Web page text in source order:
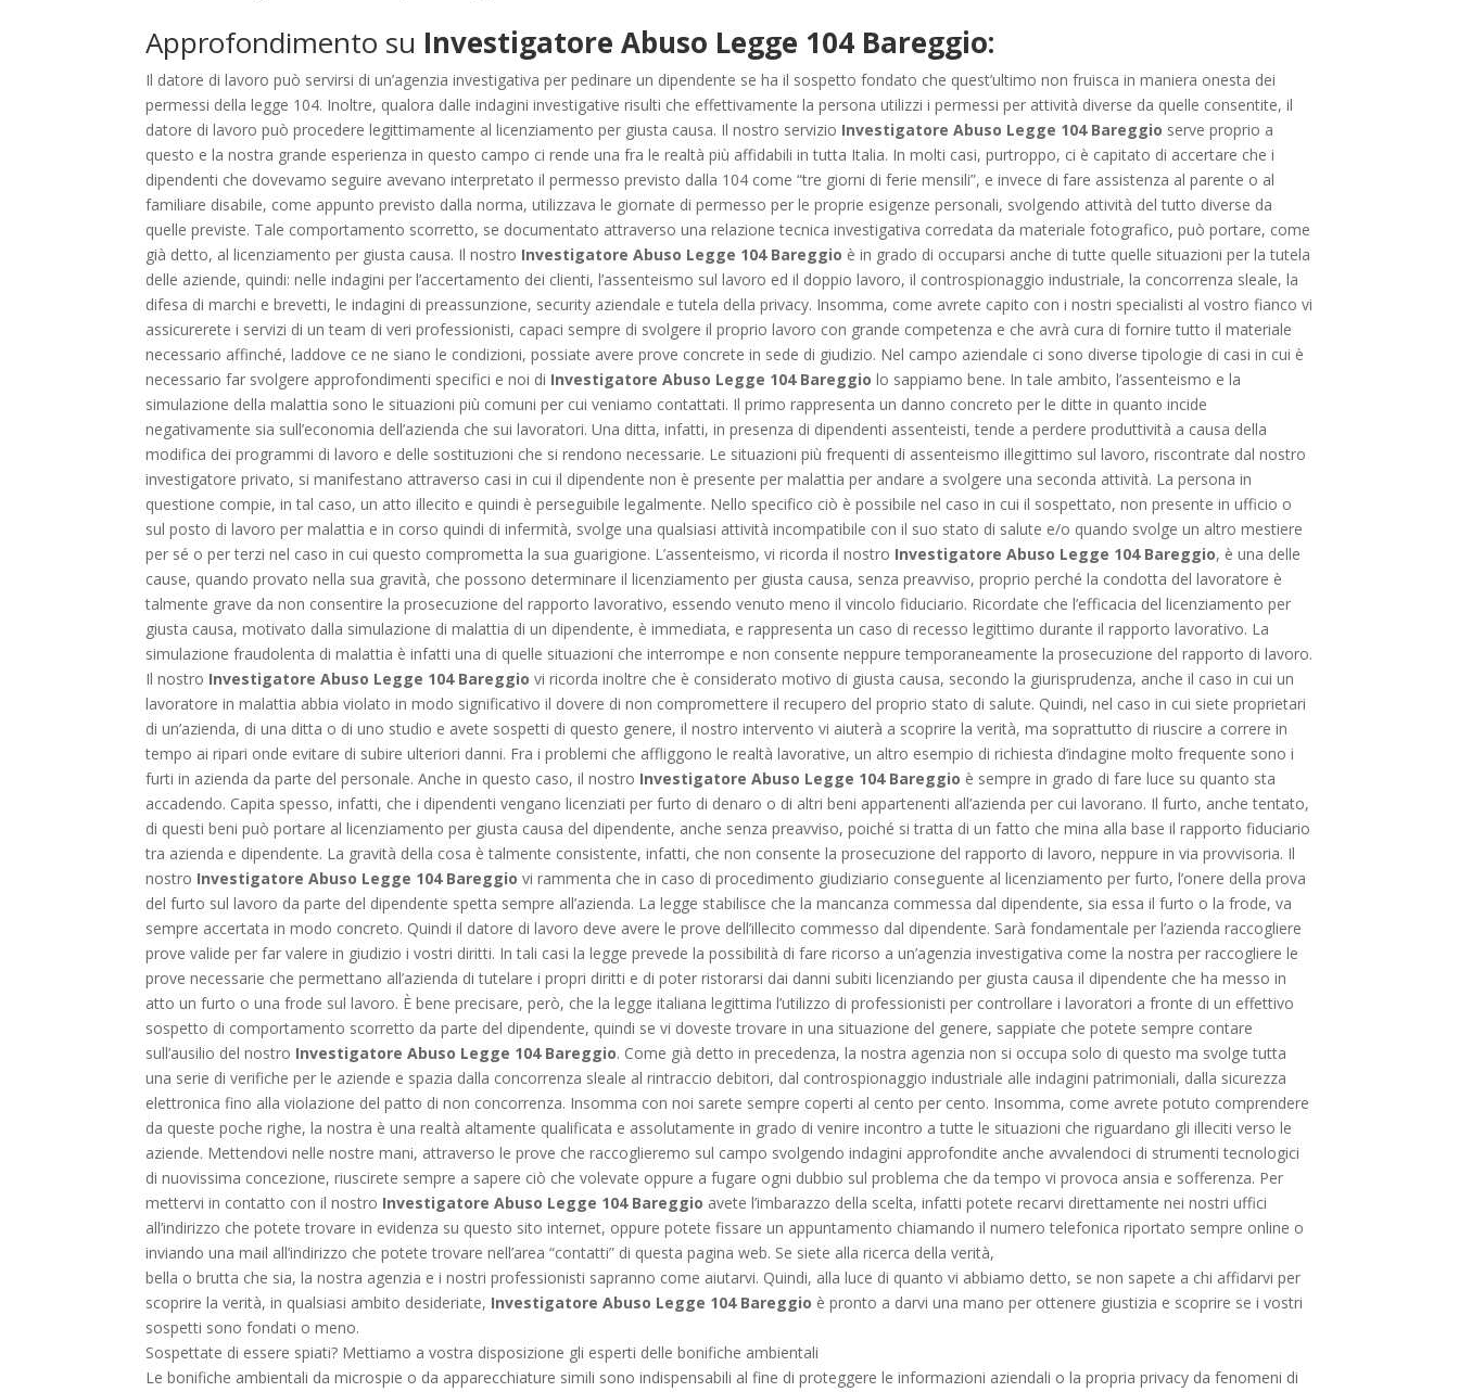
Approfondimento su Investigatore Abuso Legge 104 Bareggio:
Il datore di lavoro può servirsi di un’agenzia investigativa per pedinare un dipendente se ha il sospetto fondato che quest’ultimo non fruisca in maniera onesta dei
permessi della legge 104. Inoltre, qualora dalle indagini investigative risulti che effettivamente la persona utilizzi i permessi per attività diverse da quelle consentite, il
datore di lavoro può procedere legittimamente al licenziamento per giusta causa. Il nostro servizio Investigatore Abuso Legge 104 Bareggio serve proprio a
questo e la nostra grande esperienza in questo campo ci rende una fra le realtà più affidabili in tutta Italia. In molti casi, purtroppo, ci è capitato di accertare che i
dipendenti che dovevamo seguire avevano interpretato il permesso previsto dalla 104 come “tre giorni di ferie mensili”, e invece di fare assistenza al parente o al
familiare disabile, come appunto previsto dalla norma, utilizzava le giornate di permesso per le proprie esigenze personali, svolgendo attività del tutto diverse da
quelle previste. Tale comportamento scorretto, se documentato attraverso una relazione tecnica investigativa corredata da materiale fotografico, può portare, come
già detto, al licenziamento per giusta causa. Il nostro Investigatore Abuso Legge 104 Bareggio è in grado di occuparsi anche di tutte quelle situazioni per la tutela
delle aziende, quindi: nelle indagini per l’accertamento dei clienti, l’assenteismo sul lavoro ed il doppio lavoro, il controspionaggio industriale, la concorrenza sleale, la
difesa di marchi e brevetti, le indagini di preassunzione, security aziendale e tutela della privacy. Insomma, come avrete capito con i nostri specialisti al vostro fianco vi
assicurerete i servizi di un team di veri professionisti, capaci sempre di svolgere il proprio lavoro con grande competenza e che avrà cura di fornire tutto il materiale
necessario affinché, laddove ce ne siano le condizioni, possiate avere prove concrete in sede di giudizio. Nel campo aziendale ci sono diverse tipologie di casi in cui è
necessario far svolgere approfondimenti specifici e noi di Investigatore Abuso Legge 104 Bareggio lo sappiamo bene. In tale ambito, l’assenteismo e la
simulazione della malattia sono le situazioni più comuni per cui veniamo contattati. Il primo rappresenta un danno concreto per le ditte in quanto incide
negativamente sia sull’economia dell’azienda che sui lavoratori. Una ditta, infatti, in presenza di dipendenti assenteisti, tende a perdere produttività a causa della
modifica dei programmi di lavoro e delle sostituzioni che si rendono necessarie. Le situazioni più frequenti di assenteismo illegittimo sul lavoro, riscontrate dal nostro
investigatore privato, si manifestano attraverso casi in cui il dipendente non è presente per malattia per andare a svolgere una seconda attività. La persona in
questione compie, in tal caso, un atto illecito e quindi è perseguibile legalmente. Nello specifico ciò è possibile nel caso in cui il sospettato, non presente in ufficio o
sul posto di lavoro per malattia e in corso quindi di infermità, svolge una qualsiasi attività incompatibile con il suo stato di salute e/o quando svolge un altro mestiere
per sé o per terzi nel caso in cui questo comprometta la sua guarigione. L’assenteismo, vi ricorda il nostro Investigatore Abuso Legge 104 Bareggio, è una delle
cause, quando provato nella sua gravità, che possono determinare il licenziamento per giusta causa, senza preavviso, proprio perché la condotta del lavoratore è
talmente grave da non consentire la prosecuzione del rapporto lavorativo, essendo venuto meno il vincolo fiduciario. Ricordate che l’efficacia del licenziamento per
giusta causa, motivato dalla simulazione di malattia di un dipendente, è immediata, e rappresenta un caso di recesso legittimo durante il rapporto lavorativo. La
simulazione fraudolenta di malattia è infatti una di quelle situazioni che interrompe e non consente neppure temporaneamente la prosecuzione del rapporto di lavoro.
Il nostro Investigatore Abuso Legge 104 Bareggio vi ricorda inoltre che è considerato motivo di giusta causa, secondo la giurisprudenza, anche il caso in cui un
lavoratore in malattia abbia violato in modo significativo il dovere di non compromettere il recupero del proprio stato di salute. Quindi, nel caso in cui siete proprietari
di un’azienda, di una ditta o di uno studio e avete sospetti di questo genere, il nostro intervento vi aiuterà a scoprire la verità, ma soprattutto di riuscire a correre in
tempo ai ripari onde evitare di subire ulteriori danni. Fra i problemi che affliggono le realtà lavorative, un altro esempio di richiesta d’indagine molto frequente sono i
furti in azienda da parte del personale. Anche in questo caso, il nostro Investigatore Abuso Legge 104 Bareggio è sempre in grado di fare luce su quanto sta
accadendo. Capita spesso, infatti, che i dipendenti vengano licenziati per furto di denaro o di altri beni appartenenti all’azienda per cui lavorano. Il furto, anche tentato,
di questi beni può portare al licenziamento per giusta causa del dipendente, anche senza preavviso, poiché si tratta di un fatto che mina alla base il rapporto fiduciario
tra azienda e dipendente. La gravità della cosa è talmente consistente, infatti, che non consente la prosecuzione del rapporto di lavoro, neppure in via provvisoria. Il
nostro Investigatore Abuso Legge 104 Bareggio vi rammenta che in caso di procedimento giudiziario conseguente al licenziamento per furto, l’onere della prova
del furto sul lavoro da parte del dipendente spetta sempre all’azienda. La legge stabilisce che la mancanza commessa dal dipendente, sia essa il furto o la frode, va
sempre accertata in modo concreto. Quindi il datore di lavoro deve avere le prove dell’illecito commesso dal dipendente. Sarà fondamentale per l’azienda raccogliere
prove valide per far valere in giudizio i vostri diritti. In tali casi la legge prevede la possibilità di fare ricorso a un’agenzia investigativa come la nostra per raccogliere le
prove necessarie che permettano all’azienda di tutelare i propri diritti e di poter ristorarsi dai danni subiti licenziando per giusta causa il dipendente che ha messo in
atto un furto o una frode sul lavoro. È bene precisare, però, che la legge italiana legittima l’utilizzo di professionisti per controllare i lavoratori a fronte di un effettivo
sospetto di comportamento scorretto da parte del dipendente, quindi se vi doveste trovare in una situazione del genere, sappiate che potete sempre contare
sull’ausilio del nostro Investigatore Abuso Legge 104 Bareggio. Come già detto in precedenza, la nostra agenzia non si occupa solo di questo ma svolge tutta
una serie di verifiche per le aziende e spazia dalla concorrenza sleale al rintraccio debitori, dal controspionaggio industriale alle indagini patrimoniali, dalla sicurezza
elettronica fino alla violazione del patto di non concorrenza. Insomma con noi sarete sempre coperti al cento per cento. Insomma, come avrete potuto comprendere
da queste poche righe, la nostra è una realtà altamente qualificata e assolutamente in grado di venire incontro a tutte le situazioni che riguardano gli illeciti verso le
aziende. Mettendovi nelle nostre mani, attraverso le prove che raccoglieremo sul campo svolgendo indagini approfondite anche avvalendoci di strumenti tecnologici
di nuovissima concezione, riuscirete sempre a sapere ciò che volevate oppure a fugare ogni dubbio sul problema che da tempo vi provoca ansia e sofferenza. Per
mettervi in contatto con il nostro Investigatore Abuso Legge 104 Bareggio avete l’imbarazzo della scelta, infatti potete recarvi direttamente nei nostri uffici
all’indirizzo che potete trovare in evidenza su questo sito internet, oppure potete fissare un appuntamento chiamando il numero telefonica riportato sempre online o
inviando una mail all’indirizzo che potete trovare nell’area “contatti” di questa pagina web. Se siete alla ricerca della verità,
bella o brutta che sia, la nostra agenzia e i nostri professionisti sapranno come aiutarvi. Quindi, alla luce di quanto vi abbiamo detto, se non sapete a chi affidarvi per
scoprire la verità, in qualsiasi ambito desideriate, Investigatore Abuso Legge 104 Bareggio è pronto a darvi una mano per ottenere giustizia e scoprire se i vostri
sospetti sono fondati o meno.
Sospettate di essere spiati? Mettiamo a vostra disposizione gli esperti delle bonifiche ambientali
Le bonifiche ambientali da microspie o da apparecchiature simili sono indispensabili al fine di proteggere le informazioni aziendali o la propria privacy da fenomeni di